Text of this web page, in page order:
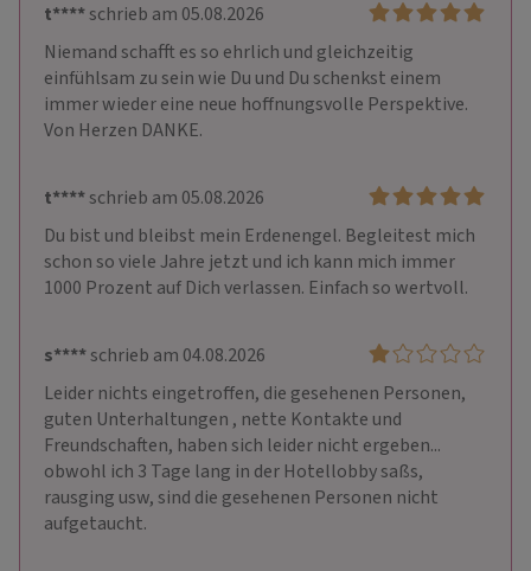
t****schrieb am 05.08.2026
Niemand schafft es so ehrlich und gleichzeitig
einfühlsam zu sein wie Du und Du schenkst einem
immer wieder eine neue hoffnungsvolle Perspektive.
Von Herzen DANKE.
t****schrieb am 05.08.2026
Du bist und bleibst mein Erdenengel. Begleitest mich
schon so viele Jahre jetzt und ich kann mich immer
1000 Prozent auf Dich verlassen. Einfach so wertvoll.
s****schrieb am 04.08.2026
Leider nichts eingetroffen, die gesehenen Personen,
guten Unterhaltungen , nette Kontakte und
Freundschaften, haben sich leider nicht ergeben...
obwohl ich 3 Tage lang in der Hotellobby saßs,
rausging usw, sind die gesehenen Personen nicht
aufgetaucht.